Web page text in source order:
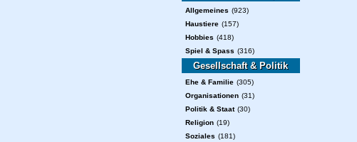
Allgemeines (923)
Haustiere (157)
Hobbies (418)
Spiel & Spass (316)
Gesellschaft & Politik
Ehe & Familie (305)
Organisationen (31)
Politik & Staat (30)
Religion (19)
Soziales (181)